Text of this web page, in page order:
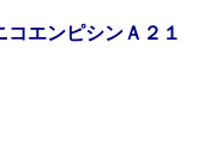
コエンピシンＡ２１